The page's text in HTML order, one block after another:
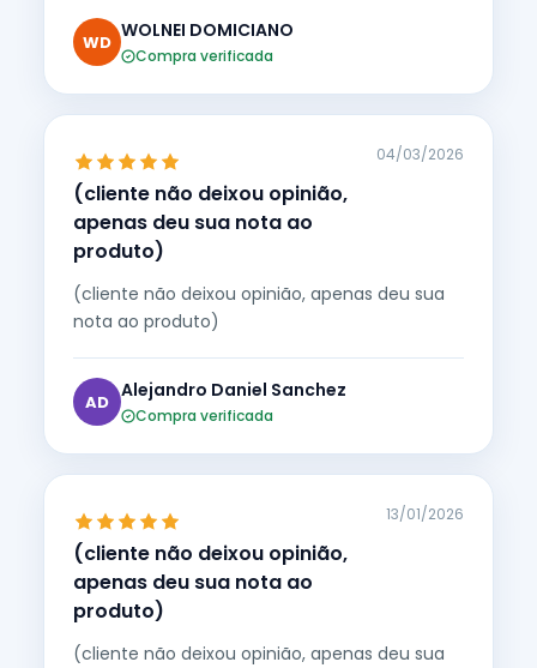
WD
WOLNEI DOMICIANO
Compra verificada
(cliente não deixou opinião,
apenas deu sua nota ao
produto)
04/03/2026
(cliente não deixou opinião, apenas deu sua
nota ao produto)
AD
Alejandro Daniel Sanchez
Compra verificada
(cliente não deixou opinião,
apenas deu sua nota ao
produto)
13/01/2026
(cliente não deixou opinião, apenas deu sua